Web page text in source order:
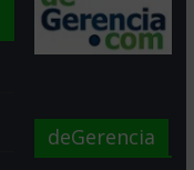
deGerencia